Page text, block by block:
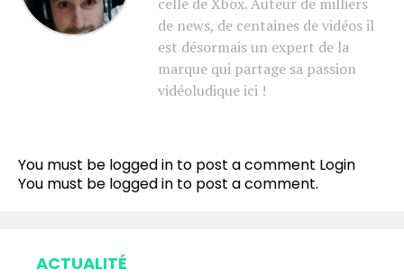
de news, de centaines de vidéos il
est désormais un expert de la
marque qui partage sa passion
vidéoludique ici !
You must be logged in to post a comment Login
You must be logged in to post a comment.
ACTUALITÉ